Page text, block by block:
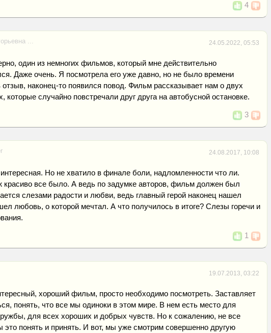
4
... 24.05.2022, 05:53
один из немногих фильмов, который мне действительно
Даже очень. Я посмотрела его уже давно, но не было времени
отзыв, наконец-то появился повод. Фильм рассказывает нам о двух
которые случайно повстречали друг друга на автобусной остановке.
3
24.08.2017, 10:08
Но не хватило в финале боли, надломленности что ли.
красиво все было. А ведь по задумке авторов, фильм должен был
слезами радости и любви, ведь главный герой наконец нашел
любовь, о которой мечтал. А что получилось в итоге? Слезы горечи и
1
19.07.2013, 03:22
хороший фильм, просто необходимо посмотреть. Заставляет
понять, что все мы одиноки в этом мире. В нем есть место для
для всех хороших и добрых чувств. Но к сожалению, не все
это понять и принять. И вот, мы уже смотрим совершенно другую